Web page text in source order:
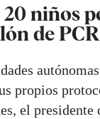
niños
de PCR
propios
el presidente